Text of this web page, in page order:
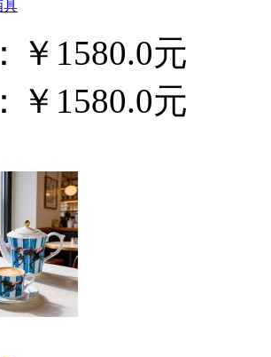
具
￥1580.0元
￥1580.0元